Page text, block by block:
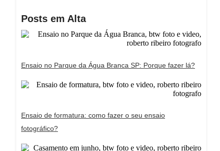
Posts em Alta
Ensaio no Parque da Água Branca SP: Porque fazer lá?
Ensaio de formatura: como fazer o seu ensaio
fotográfico?